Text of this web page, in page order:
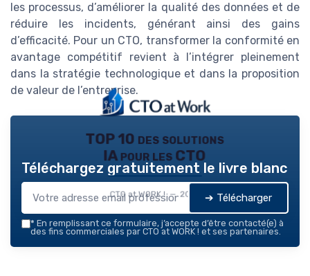
les processus, d’améliorer la qualité des données et de
réduire les incidents, générant ainsi des gains
d’efficacité. Pour un CTO, transformer la conformité en
avantage compétitif revient à l’intégrer pleinement
dans la stratégie technologique et dans la proposition
de valeur de l’entreprise.
TOP 10 des solutions
IA pour les CTO
CTO at WORK ! — 2026
Téléchargez gratuitement le livre blanc
➔ Télécharger
* En remplissant ce formulaire, j’accepte d’être contacté(e) à
des fins commerciales par CTO at WORK ! et ses partenaires.